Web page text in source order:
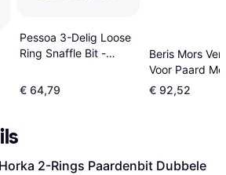
Pessoa 3-Delig Loose
Ring Snaffle Bit -
€ 64,79
Beris Mors
Voor Paard
Tongbrug
€ 92,52
Horka 2-Rings Paardenbit Dubbele